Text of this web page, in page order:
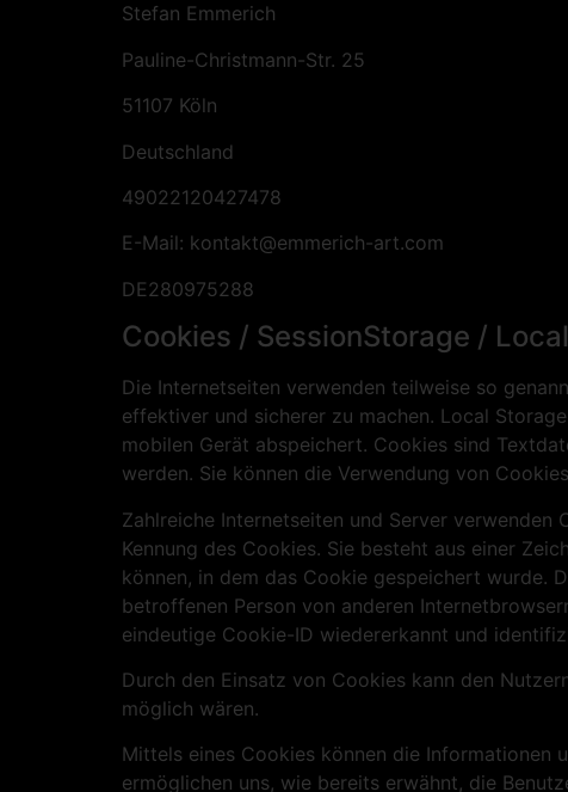
Stefan Emmerich
Pauline-Christmann-Str. 25
51107 Köln
Deutschland
49022120427478
E-Mail: kontakt@emmerich-art.com
DE280975288
Cookies / SessionStorage /
Die Internetseiten verwenden teilweise so
effektiver und sicherer zu machen. Local
mobilen Gerät abspeichert. Cookies sind
werden. Sie können die Verwendung von
Zahlreiche Internetseiten und Server
Kennung des Cookies. Sie besteht aus einer
können, in dem das Cookie gespeichert wurde.
betroffenen Person von anderen
eindeutige Cookie-ID wiedererkannt und
Durch den Einsatz von Cookies kann den
möglich wären.
Mittels eines Cookies können die Informationen
ermöglichen uns, wie bereits erwähnt, die